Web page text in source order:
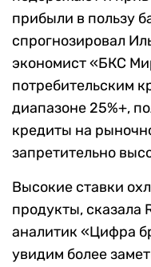
прибыли в пользу
спрогнозировал
экономист «БКС
потребительским
диапазоне 25%+,
кредиты на
запретительно
Высокие ставки
продукты, сказала
аналитик «Цифра
увидим более